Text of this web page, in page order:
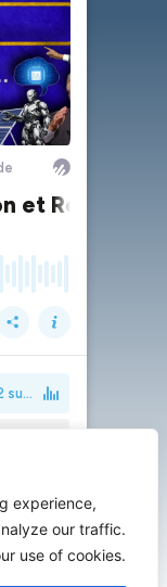
experience,
our traffic.
use of cookies.